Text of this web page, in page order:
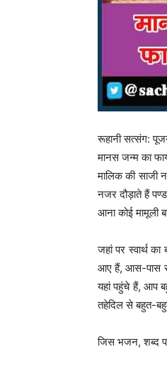
रूहानी सत्संग:
मानस जन्म का
मालिक की साजी
नजर दौड़ाते हैं
आना कोई मामूली
जहां पर स्वार्थ
आए हैं, आस-पास से
यहां पहुंचे हैं, आप
तहेदिल से बहुत-
जिस भजन, शब्द